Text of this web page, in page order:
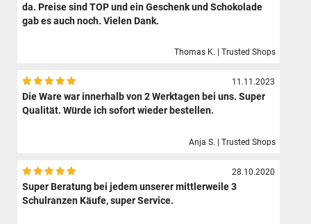
da. Preise sind TOP und ein Geschenk und Schokolade
gab es auch noch. Vielen Dank.
Thomas K. | Trusted Shops
11.11.2023
Die Ware war innerhalb von 2 Werktagen bei uns. Super
Qualität. Würde ich sofort wieder bestellen.
Anja S. | Trusted Shops
28.10.2020
Super Beratung bei jedem unserer mittlerweile 3
Schulranzen Käufe, super Service.